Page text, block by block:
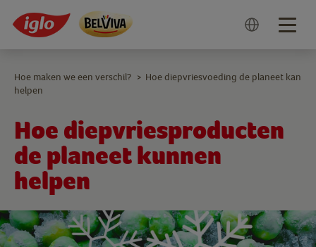
Hoe diepvriesproducten
de planeet kunnen
helpen
Hoe maken we een verschil? > Hoe diepvriesvoeding de planeet kan
helpen